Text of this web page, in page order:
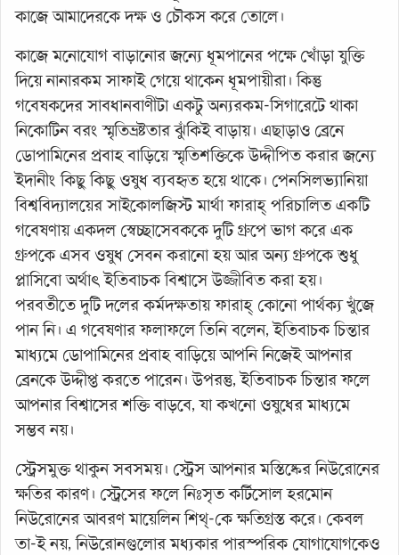
কাজে আমাদেরকে দক্ষ ও চৌকস করে তোলে।
কাজে মনোযোগ বাড়ানোর জন্যে ধূমপানের পক্ষে খোঁড়া যুক্তি
দিয়ে নানারকম সাফাই গেয়ে থাকেন ধূমপায়ীরা। কিন্তু
গবেষকদের সাবধানবাণীটা একটু অন্যরকম-সিগারেটে থাকা
নিকোটিন বরং স্মৃতিভ্রষ্টতার ঝুঁকিই বাড়ায়। এছাড়াও ব্রেনে
ডোপামিনের প্রবাহ বাড়িয়ে স্মৃতিশক্তিকে উদ্দীপিত করার জন্যে
ইদানীং কিছু কিছু ওষুধ ব্যবহৃত হয়ে থাকে। পেনসিলভ্যানিয়া
বিশ্ববিদ্যালয়ের সাইকোলজিস্ট মার্থা ফারাহ্ পরিচালিত একটি
গবেষণায় একদল স্বেচ্ছাসেবককে দুটি গ্রুপে ভাগ করে এক
গ্রুপকে এসব ওষুধ সেবন করানো হয় আর অন্য গ্রুপকে শুধু
প্লাসিবো অর্থাৎ ইতিবাচক বিশ্বাসে উজ্জীবিত করা হয়।
পরবর্তীতে দুটি দলের কর্মদক্ষতায় ফারাহ্ কোনো পার্থক্য খুঁজে
পান নি। এ গবেষণার ফলাফলে তিনি বলেন, ইতিবাচক চিন্তার
মাধ্যমে ডোপামিনের প্রবাহ বাড়িয়ে আপনি নিজেই আপনার
ব্রেনকে উদ্দীপ্ত করতে পারেন। উপরন্তু, ইতিবাচক চিন্তার ফলে
আপনার বিশ্বাসের শক্তি বাড়বে, যা কখনো ওষুধের মাধ্যমে
সম্ভব নয়।
স্ট্রেসমুক্ত থাকুন সবসময়। স্ট্রেস আপনার মস্তিষ্কের নিউরোনের
ক্ষতির কারণ। স্ট্রেসের ফলে নিঃসৃত কর্টিসোল হরমোন
নিউরোনের আবরণ মায়েলিন শিথ্-কে ক্ষতিগ্রস্ত করে। কেবল
তা-ই নয়, নিউরোনগুলোর মধ্যকার পারস্পরিক যোগাযোগকেও